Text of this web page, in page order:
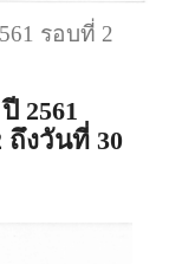
รอบที่ 2
2561
ถึงวันที่ 30